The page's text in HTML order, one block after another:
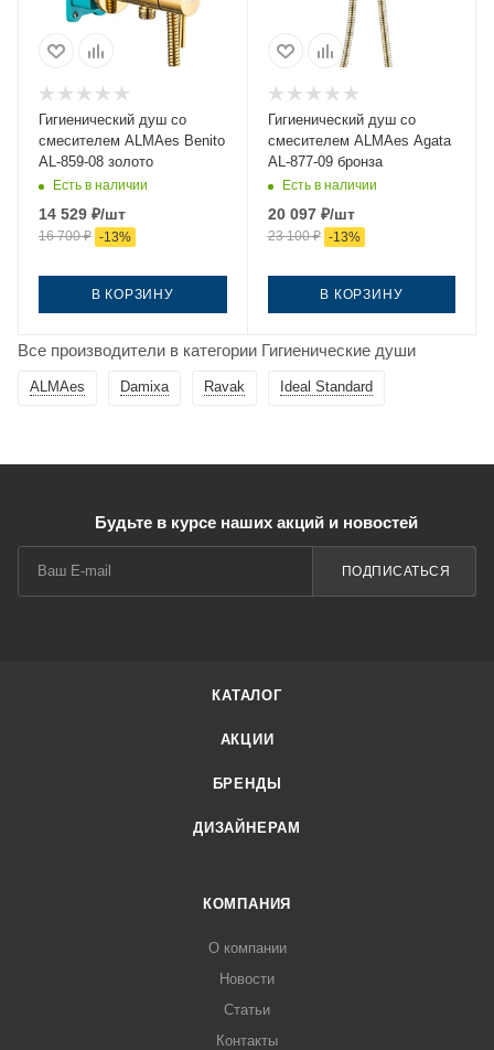
Гигиенический душ со
смесителем ALMAes Benito
AL-859-08 золото
Есть в наличии
14 529 ₽/шт
16 700₽ -13%
В КОРЗИНУ
Гигиенический душ со
смесителем ALMAes Agata
AL-877-09 бронза
Есть в наличии
20 097₽/шт
23 100₽ -13%
В КОРЗИНУ
Все производители в категории Гигиенические души
Damixa Ravak Ideal Standard
ALMAes
Будьте в курсе наших акций и новостей
ПОДПИСАТЬСЯ
КАТАЛОГ
АКЦИИ
БРЕНДЫ
ДИЗАЙНЕРАМ
КОМПАНИЯ
О компании
Новости
Статьи
Контакты